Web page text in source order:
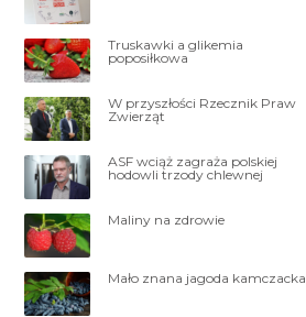
Truskawki a glikemia
poposiłkowa
W przyszłości Rzecznik Praw
Zwierząt
ASF wciąż zagraża polskiej
hodowli trzody chlewnej
Maliny na zdrowie
Mało znana jagoda kamczacka